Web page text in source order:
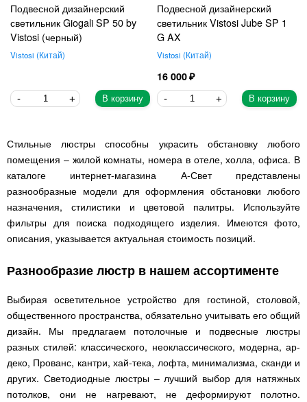
Подвесной дизайнерский
светильник Giogali SP 50 by
Vistosi (черный)
Vistosi Китай
В корзину
Подвесной дизайнерский
светильник Vistosi Jube SP 1
G AX
Vistosi Китай
16 000
В корзину
Стильные люстры способны украсить обстановку любого
помещения – жилой комнаты, номера в отеле, холла, офиса. В
каталоге интернет-магазина А-Свет представлены
разнообразные модели для оформления обстановки любого
назначения, стилистики и цветовой палитры. Используйте
фильтры для поиска подходящего изделия. Имеются фото,
описания, указывается актуальная стоимость позиций.
Разнообразие люстр в нашем ассортименте
Выбирая осветительное устройство для гостиной, столовой,
общественного пространства, обязательно учитывать его общий
дизайн. Мы предлагаем потолочные и подвесные люстры
разных стилей: классического, неоклассического, модерна, ар-
деко, Прованс, кантри, хай-тека, лофта, минимализма, сканди и
других. Светодиодные люстры – лучший выбор для натяжных
потолков, они не нагревают, не деформируют полотно.